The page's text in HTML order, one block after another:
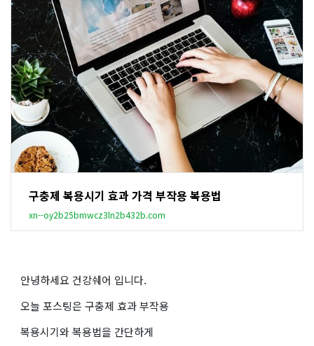
구충제 복용시기 효과 가격 부작용 복용법
xn--oy2b25bmwcz3ln2b432b.com
안녕하세요 건강쉐어 입니다.
오늘 포스팅은 구충제 효과 부작용
복용시기와 복용법을 간단하게